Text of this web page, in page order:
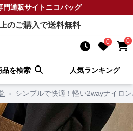
門通販サイトニコバッグ
のご購入で送料無料
0 0
品を検索 人気ランキング
› シンプルで快適！軽い2wayナイロ